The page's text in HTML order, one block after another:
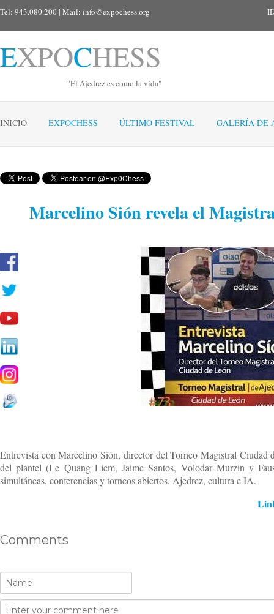
Tel: 943.080.200 | Mail: info@expochess.org
EXPOCHESS
"El Ajedrez es como la vida"
INICIO EXPOCHESS ÚLTIMO FESTIVAL GALERÍA DE
Marcelino Sión revela el
Entrevista con Marcelino Sión, director del Torneo Magistral Ciudad
del plantel (Le Quang Liem, Jaime Santos, Volodar Murzin y
simultáneas, conferencias y torneos abiertos. Ajedrez, cultura e IA.
Comments